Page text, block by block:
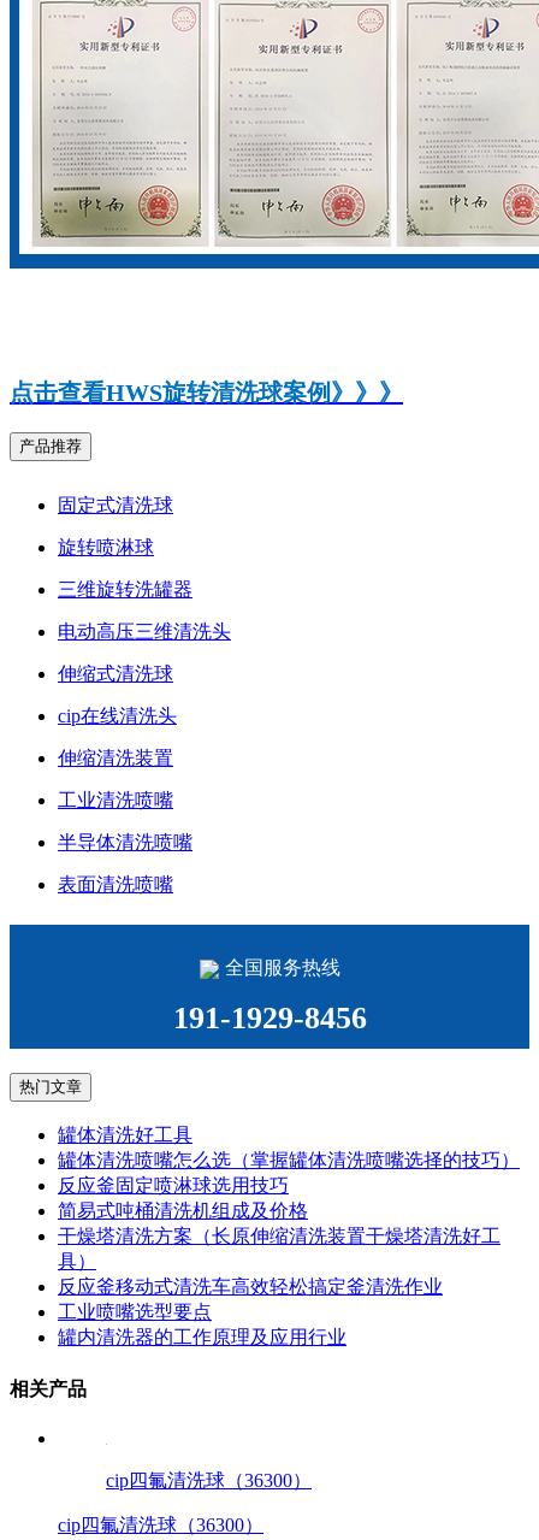
点击查看HWS旋转清洗球案例》》》
产品推荐
固定式清洗球
旋转喷淋球
三维旋转洗罐器
电动高压三维清洗头
伸缩式清洗球
cip在线清洗头
伸缩清洗装置
工业清洗喷嘴
半导体清洗喷嘴
表面清洗喷嘴
全国服务热线
191-1929-8456
热门文章
罐体清洗好工具
罐体清洗喷嘴怎么选（掌握罐体清洗喷嘴选择的技巧）
反应釜固定喷淋球选用技巧
简易式吨桶清洗机组成及价格
干燥塔清洗方案（长原伸缩清洗装置干燥塔清洗好工
具）
反应釜移动式清洗车高效轻松搞定釜清洗作业
工业喷嘴选型要点
罐内清洗器的工作原理及应用行业
相关产品
cip四氟清洗球（36300）
cip四氟清洗球（36300）